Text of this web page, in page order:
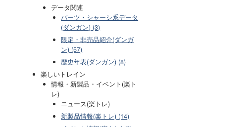
データ関連
パーツ・シャーシ系データ
(ダンガン) (3)
限定・非売品紹介(ダンガ
ン) (57)
歴史年表(ダンガン) (8)
楽しいトレイン
情報・新製品・イベント(楽ト
レ)
ニュース(楽トレ)
新製品情報(楽トレ) (14)